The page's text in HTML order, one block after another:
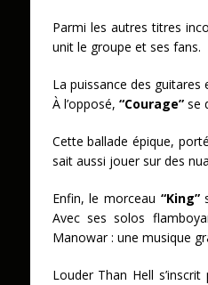
Parmi les autres titres
unit le groupe et ses fans.
La puissance des guitares
À l’opposé, “Courage”se
Cette ballade épique,
sait aussi jouer sur des
Enfin, le morceau “King”
Avec ses solos
Manowar : une musique
Louder Than Hell